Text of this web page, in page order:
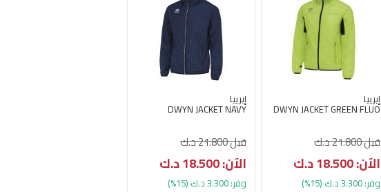
إيرييا
DWYN JACKET GREEN FLUO
قبل 21.800 د.ك
الآن: 18.500 د.ك
وفر: 3.300 د.ك (15%)
إيرييا
DWYN JACKET NAVY
قبل 21.800 د.ك
الآن: 18.500 د.ك
وفر: 3.300 د.ك (15%)